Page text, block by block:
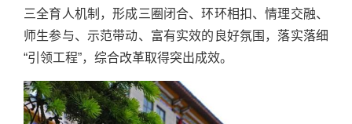
三全育人机制，形成三圈闭合、环环相扣、情理交融、
师生参与、示范带动、富有实效的良好氛围，落实落细
“引领工程”，综合改革取得突出成效。